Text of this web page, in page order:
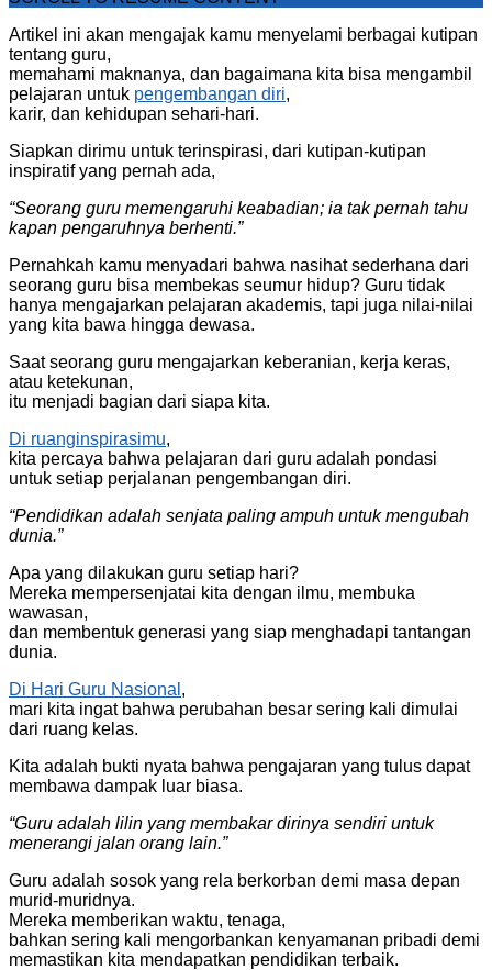
Artikel ini akan mengajak kamu menyelami berbagai kutipan
tentang guru,
memahami maknanya, dan bagaimana kita bisa mengambil
pelajaran untuk pengembangan diri,
karir, dan kehidupan sehari-hari.
Siapkan dirimu untuk terinspirasi, dari kutipan-kutipan
inspiratif yang pernah ada,
“Seorang guru memengaruhi keabadian; ia tak pernah tahu
kapan pengaruhnya berhenti.”
Pernahkah kamu menyadari bahwa nasihat sederhana dari
seorang guru bisa membekas seumur hidup? Guru tidak
hanya mengajarkan pelajaran akademis, tapi juga nilai-nilai
yang kita bawa hingga dewasa.
Saat seorang guru mengajarkan keberanian, kerja keras,
atau ketekunan,
itu menjadi bagian dari siapa kita.
Di ruanginspirasimu,
kita percaya bahwa pelajaran dari guru adalah pondasi
untuk setiap perjalanan pengembangan diri.
“Pendidikan adalah senjata paling ampuh untuk mengubah
dunia.”
Apa yang dilakukan guru setiap hari?
Mereka mempersenjatai kita dengan ilmu, membuka
wawasan,
dan membentuk generasi yang siap menghadapi tantangan
dunia.
Di Hari Guru Nasional ,
mari kita ingat bahwa perubahan besar sering kali dimulai
dari ruang kelas.
Kita adalah bukti nyata bahwa pengajaran yang tulus dapat
membawa dampak luar biasa.
“Guru adalah lilin yang membakar dirinya sendiri untuk
menerangi jalan orang lain.”
Guru adalah sosok yang rela berkorban demi masa depan
murid-muridnya.
Mereka memberikan waktu, tenaga,
bahkan sering kali mengorbankan kenyamanan pribadi demi
memastikan kita mendapatkan pendidikan terbaik.